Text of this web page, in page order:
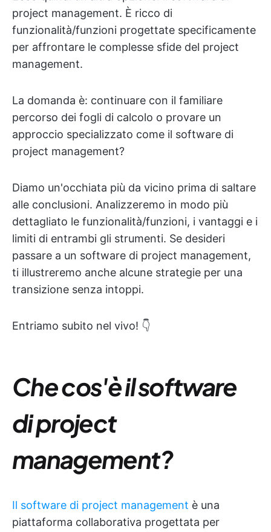
project management. È ricco di
funzionalità/funzioni progettate specificamente
per affrontare le complesse sfide del project
management.
La domanda è: continuare con il familiare
percorso dei fogli di calcolo o provare un
approccio specializzato come il software di
project management?
Diamo un'occhiata più da vicino prima di saltare
alle conclusioni. Analizzeremo in modo più
dettagliato le funzionalità/funzioni, i vantaggi e i
limiti di entrambi gli strumenti. Se desideri
passare a un software di project management,
ti illustreremo anche alcune strategie per una
transizione senza intoppi.
Entriamo subito nel vivo! 👇
Che cos'è il software
di project
management?
Il software di project management è una
piattaforma collaborativa progettata per